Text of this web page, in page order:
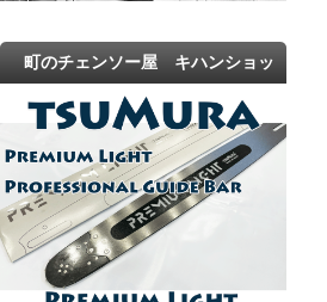
町のチェンソー屋 キハンショッ
プ